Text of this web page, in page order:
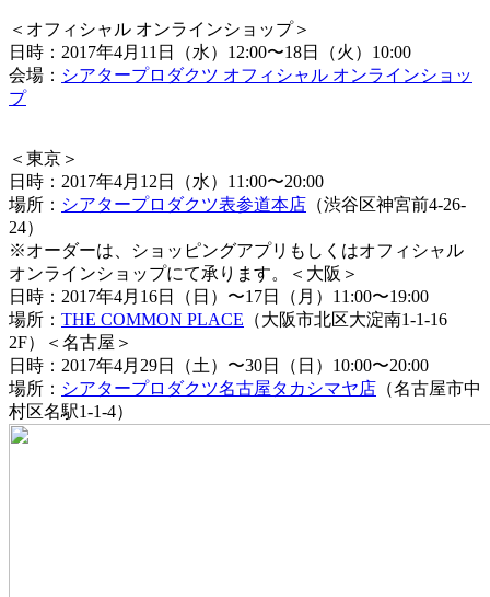
＜オフィシャル オンラインショップ＞
日時：2017年4月11日（水）12:00〜18日（火）10:00
会場： シアタープロダクツ オフィシャル オンラインショッ
プ
＜東京＞
日時：2017年4月12日（水）11:00〜20:00
場所： シアタープロダクツ表参道本店 （渋谷区神宮前4-26-
24）
※オーダーは、ショッピングアプリもしくはオフィシャル
オンラインショップにて承ります。＜大阪＞
日時：2017年4月16日（日）〜17日（月）11:00〜19:00
場所： THE COMMON PLACE （大阪市北区大淀南1-1-16
2F）＜名古屋＞
日時：2017年4月29日（土）〜30日（日）10:00〜20:00
場所： シアタープロダクツ名古屋タカシマヤ店 （名古屋市中
村区名駅1-1-4）